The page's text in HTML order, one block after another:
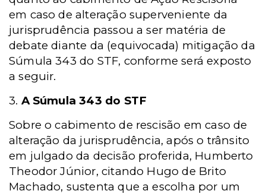
em caso de alteração superveniente da
jurisprudência passou a ser matéria de
debate diante da (equivocada) mitigação da
Súmula 343 do STF, conforme será exposto
a seguir.
3. A Súmula 343 do STF
Sobre o cabimento de rescisão em caso de
alteração da jurisprudência, após o trânsito
em julgado da decisão proferida, Humberto
Theodor Júnior, citando Hugo de Brito
Machado, sustenta que a escolha por um